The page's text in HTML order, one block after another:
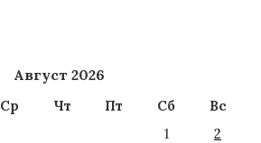
Август 2026
Ср Чт Пт Сб
Вс
1
2